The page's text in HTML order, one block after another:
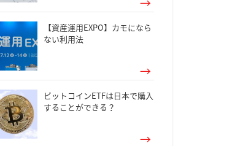
【資産運用EXPO】カモになら
ない利用法
ビットコインETFは日本で購入
することができる？